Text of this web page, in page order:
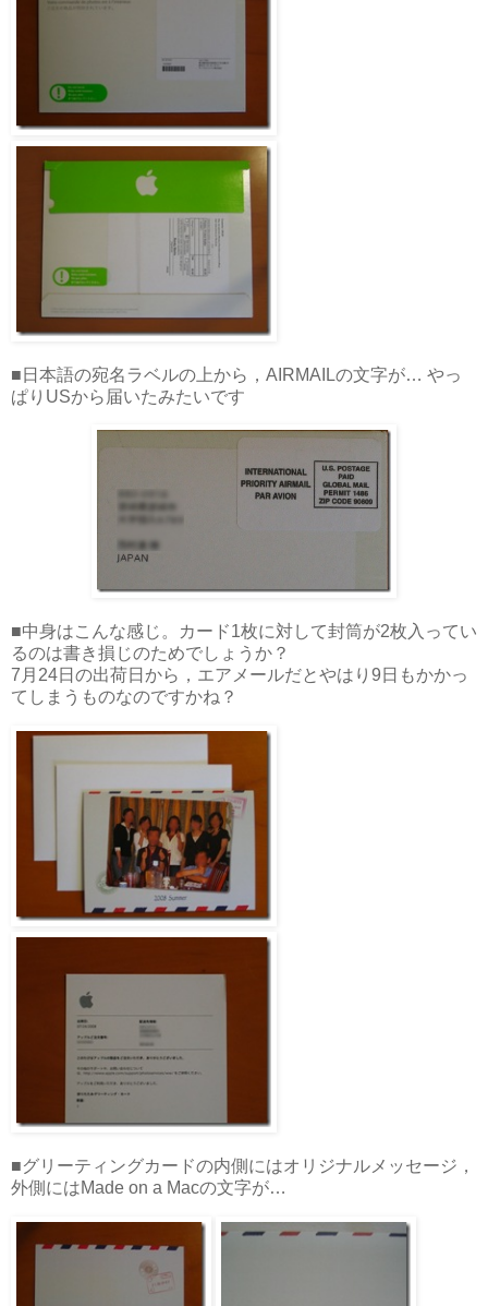
■日本語の宛名ラベルの上から，AIRMAILの文字が… やっ
ぱりUSから届いたみたいです
■中身はこんな感じ。カード1枚に対して封筒が2枚入ってい
るのは書き損じのためでしょうか？
7月24日の出荷日から，エアメールだとやはり9日もかかっ
てしまうものなのですかね？
■グリーティングカードの内側にはオリジナルメッセージ，
外側にはMade on a Macの文字が…